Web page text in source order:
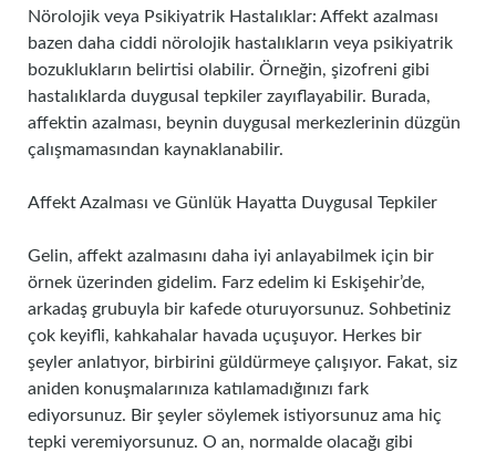
Nörolojik veya Psikiyatrik Hastalıklar: Affekt azalması
bazen daha ciddi nörolojik hastalıkların veya psikiyatrik
bozuklukların belirtisi olabilir. Örneğin, şizofreni gibi
hastalıklarda duygusal tepkiler zayıflayabilir. Burada,
affektin azalması, beynin duygusal merkezlerinin düzgün
çalışmamasından kaynaklanabilir.
Affekt Azalması ve Günlük Hayatta Duygusal Tepkiler
Gelin, affekt azalmasını daha iyi anlayabilmek için bir
örnek üzerinden gidelim. Farz edelim ki Eskişehir’de,
arkadaş grubuyla bir kafede oturuyorsunuz. Sohbetiniz
çok keyifli, kahkahalar havada uçuşuyor. Herkes bir
şeyler anlatıyor, birbirini güldürmeye çalışıyor. Fakat, siz
aniden konuşmalarınıza katılamadığınızı fark
ediyorsunuz. Bir şeyler söylemek istiyorsunuz ama hiç
tepki veremiyorsunuz. O an, normalde olacağı gibi